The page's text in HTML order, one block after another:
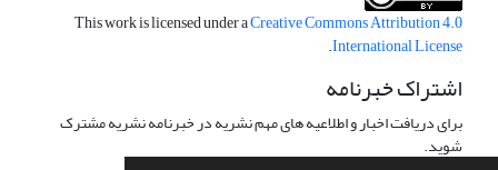
This work is licensed under aCreative Commons Attribution 4.0
International License
.
اشتراک خبرنامه
برای دریافت اخبار و اطلاعیه های مهم نشریه در خبرنامه نشریه مشترک
شوید.